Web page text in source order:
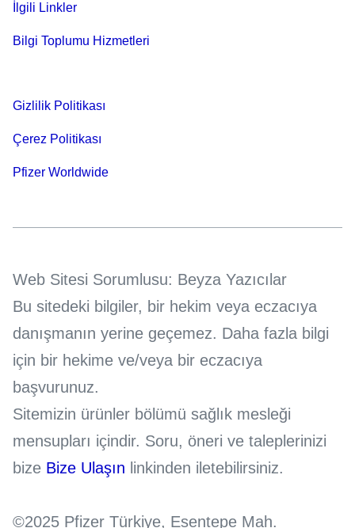
İlgili Linkler
Bilgi Toplumu Hizmetleri
Gizlilik Politikası
Çerez Politikası
Pfizer Worldwide
Web Sitesi Sorumlusu: Beyza Yazıcılar
Bu sitedeki bilgiler, bir hekim veya eczacıya
danışmanın yerine geçemez. Daha fazla bilgi
için bir hekime ve/veya bir eczacıya
başvurunuz.
Sitemizin ürünler bölümü sağlık mesleği
mensupları içindir. Soru, öneri ve taleplerinizi
bize Bize Ulaşın linkinden iletebilirsiniz.
©2025 Pfizer Türkiye, Esentepe Mah.